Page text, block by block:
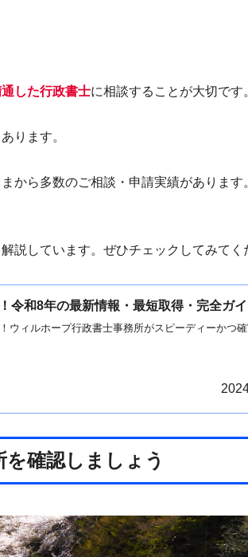
した行政書士に相談することが大切です
ります。
から多数のご相談・申請実績があります
説しています。ぜひチェックしてみてく
令和8年の最新情報・最短取得・完全ガイ
ウィルホープ行政書士事務所がスピーディーかつ
確認しましょう